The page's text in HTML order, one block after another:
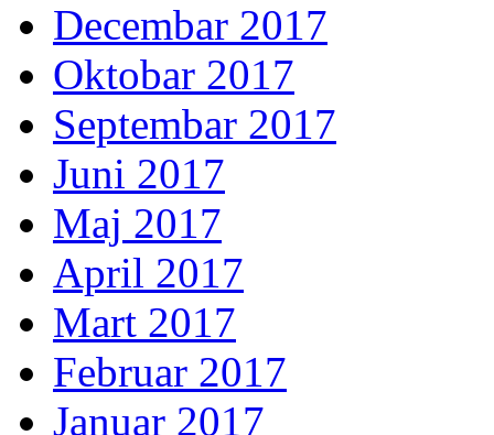
Decembar 2017
Oktobar 2017
Septembar 2017
Juni 2017
Maj 2017
April 2017
Mart 2017
Februar 2017
Januar 2017